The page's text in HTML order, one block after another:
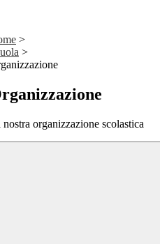
>
>
nostra organizzazione scolastica